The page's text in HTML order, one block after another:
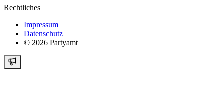
Rechtliches
Impressum
Datenschutz
© 2026 Partyamt